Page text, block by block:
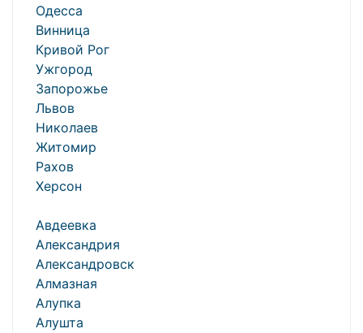
Одесса
Винница
Кривой Рог
Ужгород
Запорожье
Львов
Николаев
Житомир
Рахов
Херсон
Авдеевка
Александрия
Александровск
Алмазная
Алупка
Алушта